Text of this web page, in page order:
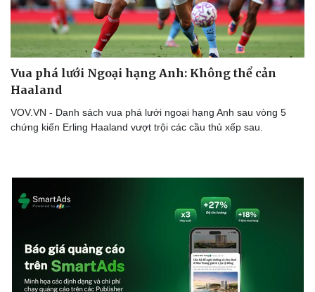
Vua phá lưới Ngoại hạng Anh: Không thể cản
Haaland
VOV.VN - Danh sách vua phá lưới ngoại hạng Anh sau vòng 5
chứng kiến Erling Haaland vượt trội các cầu thủ xếp sau.